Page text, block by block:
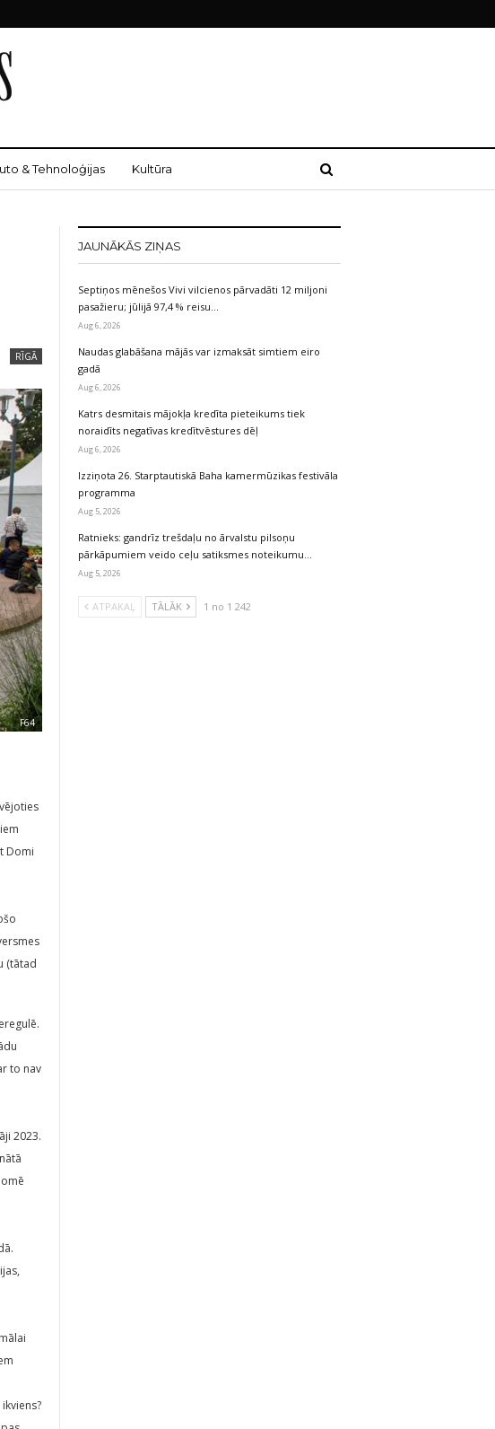
& Tehnoloģijas Kultūra
RĪGĀ
F64
Domi
(tātad
to nav
2023.
JAUNĀKĀS ZIŅAS
Septiņos mēnešos Vivi vilcienos pārvadāti 12 miljoni
pasažieru; jūlijā 97,4 % reisu…
Aug 6, 2026
Naudas glabāšana mājās var izmaksāt simtiem eiro
gadā
Aug 6, 2026
Katrs desmitais mājokļa kredīta pieteikums tiek
noraidīts negatīvas kredītvēstures dēļ
Aug 6, 2026
Izziņota 26. Starptautiskā Baha kamermūzikas festivāla
programma
Aug 5, 2026
Ratnieks: gandrīz trešdaļu no ārvalstu pilsoņu
pārkāpumiem veido ceļu satiksmes noteikumu…
Aug 5, 2026
ATPAKAĻ TĀLĀK 1 no 1 242